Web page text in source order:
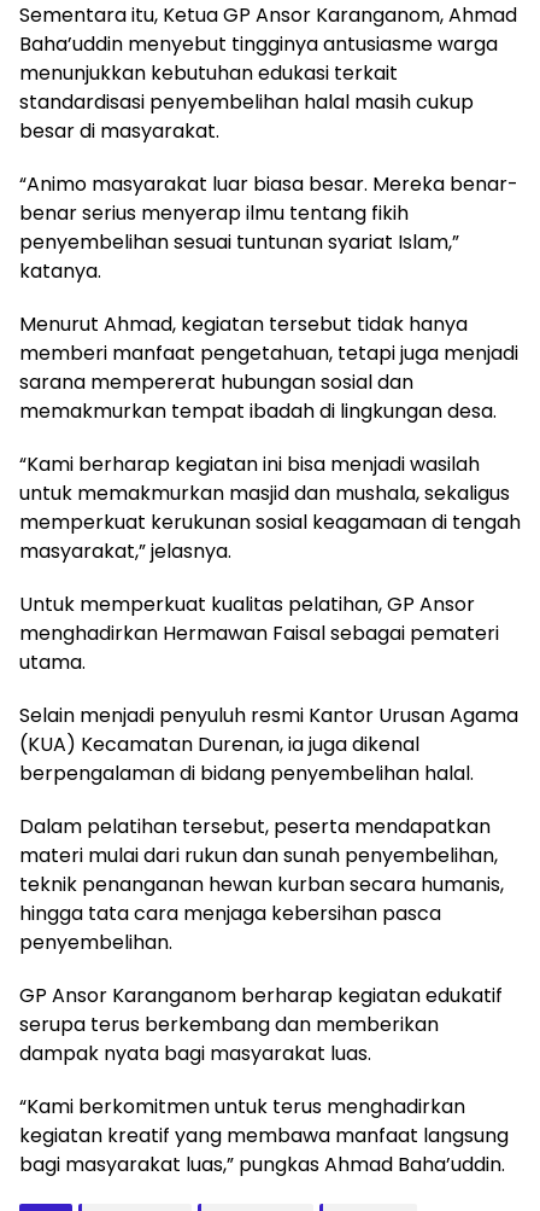
Sementara itu, Ketua GP Ansor Karanganom, Ahmad
Baha’uddin menyebut tingginya antusiasme warga
menunjukkan kebutuhan edukasi terkait
standardisasi penyembelihan halal masih cukup
besar di masyarakat.
“Animo masyarakat luar biasa besar. Mereka benar-
benar serius menyerap ilmu tentang fikih
penyembelihan sesuai tuntunan syariat Islam,”
katanya.
Menurut Ahmad, kegiatan tersebut tidak hanya
memberi manfaat pengetahuan, tetapi juga menjadi
sarana mempererat hubungan sosial dan
memakmurkan tempat ibadah di lingkungan desa.
“Kami berharap kegiatan ini bisa menjadi wasilah
untuk memakmurkan masjid dan mushala, sekaligus
memperkuat kerukunan sosial keagamaan di tengah
masyarakat,” jelasnya.
Untuk memperkuat kualitas pelatihan, GP Ansor
menghadirkan Hermawan Faisal sebagai pemateri
utama.
Selain menjadi penyuluh resmi Kantor Urusan Agama
(KUA) Kecamatan Durenan, ia juga dikenal
berpengalaman di bidang penyembelihan halal.
Dalam pelatihan tersebut, peserta mendapatkan
materi mulai dari rukun dan sunah penyembelihan,
teknik penanganan hewan kurban secara humanis,
hingga tata cara menjaga kebersihan pasca
penyembelihan.
GP Ansor Karanganom berharap kegiatan edukatif
serupa terus berkembang dan memberikan
dampak nyata bagi masyarakat luas.
“Kami berkomitmen untuk terus menghadirkan
kegiatan kreatif yang membawa manfaat langsung
bagi masyarakat luas,” pungkas Ahmad Baha’uddin.